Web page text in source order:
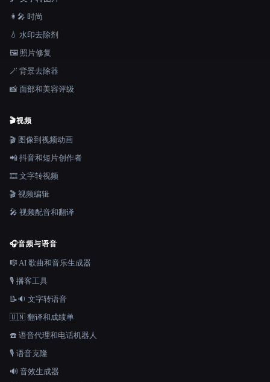
👩‍🎤 时尚
💧 水印去除剂
🖼️ 照片修复
🪄 背景去除器
📸 面部和美容评级
🎬视频
🎬 图像到视频动画
📲 抖音和短片创作者
🎞️ 文字转视频
🎬 视频编辑
🎤 视频配音和翻译
🎧音频与语音
🎼 AI 歌曲和音乐生成器
🎙️ 播客工具
📝🔉 文字转语音
🇺🇳 翻译和成绩单
☎️ 语音代理和电话机器人
🎙️ 语音克隆
🔊 音效生成器